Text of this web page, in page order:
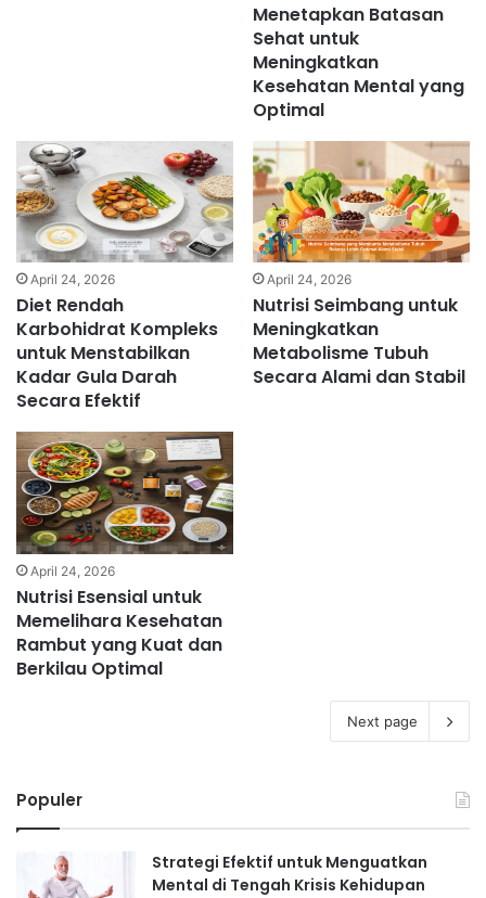
Menetapkan Batasan
Sehat untuk
Meningkatkan
Kesehatan Mental yang
Optimal
April 24, 2026
Diet Rendah
Karbohidrat Kompleks
untuk Menstabilkan
Kadar Gula Darah
Secara Efektif
April 24, 2026
Nutrisi Seimbang untuk
Meningkatkan
Metabolisme Tubuh
Secara Alami dan Stabil
April 24, 2026
Nutrisi Esensial untuk
Memelihara Kesehatan
Rambut yang Kuat dan
Berkilau Optimal
Next page
Populer
Strategi Efektif untuk Menguatkan
Mental di Tengah Krisis Kehidupan